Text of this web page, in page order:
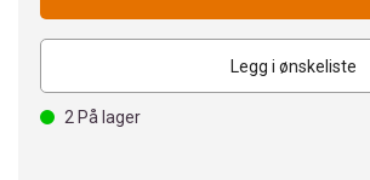
Legg i ønskeliste
2 På lager